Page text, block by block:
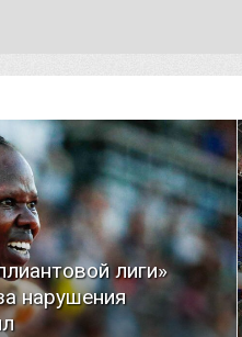
лиги»
нарушения